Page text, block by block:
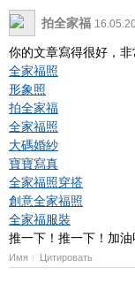
拍全家福
你的文章寫得很好，
全家福照
形象照
拍全家福
全家福照
大碼婚紗
寶寶寫真
全家福照穿搭
創意全家福照
全家福服裝
推一下！推一下！加
Имя Цитировать